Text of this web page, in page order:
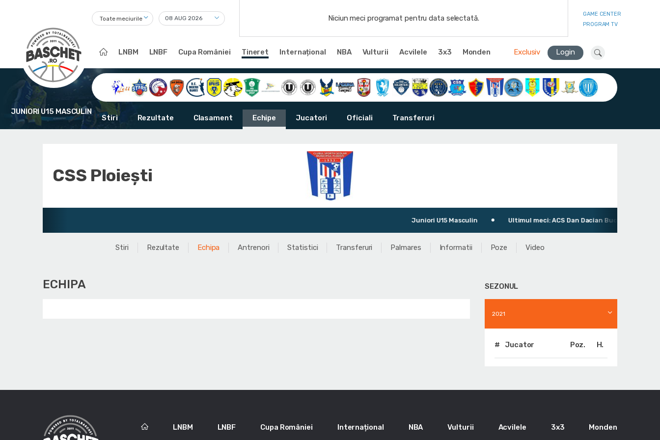
Toate meciurile Niciun meci programat pentru data selectată.
GAME CENTER
PROGRAM TV
LNBM LNBF Cupa României Tineret Internațional NBA Vulturii Acvilele 3x3 Monden Exclusiv Login
JUNIORI U15 MASCULIN
Stiri Rezultate Clasament Echipe Jucatori Oficiali Transferuri
CSS Ploiești
Juniori U15 Masculin Ultimul meci: ACS Dan Dacian Bucureşti 89 - 45 CSS
Stiri Rezultate Echipa Antrenori Statistici Transferuri Palmares Informatii Poze Video
ECHIPA SEZONUL
2021
# Jucator Poz. H.
LNBM LNBF Cupa României Internațional NBA Vulturii Acvilele 3x3 Monden